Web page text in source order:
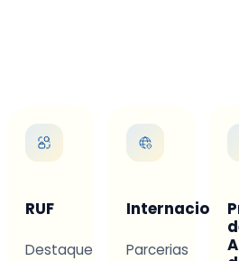
Internacionalização
Parcerias
Programa
Aceleração